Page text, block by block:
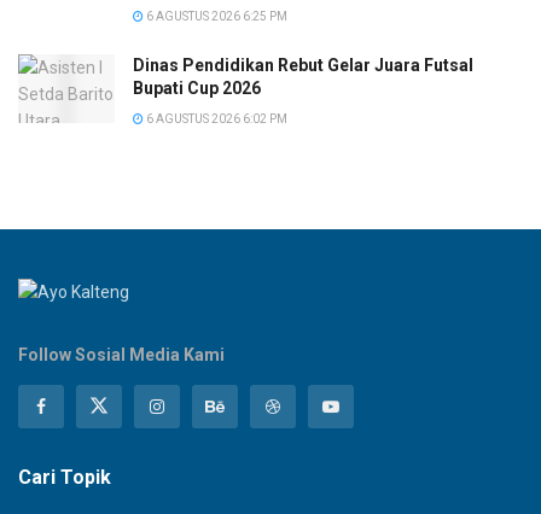
6 AGUSTUS 2026 6:25 PM
Dinas Pendidikan Rebut Gelar Juara Futsal
Bupati Cup 2026
6 AGUSTUS 2026 6:02 PM
Follow Sosial Media Kami
Cari Topik